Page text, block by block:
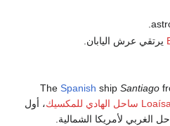
يرتقي عرش اليابان.
Spanish ship Santiago
ساحل الهادي للمكسيك، أول
الغربي لأمريكا الشمالية.